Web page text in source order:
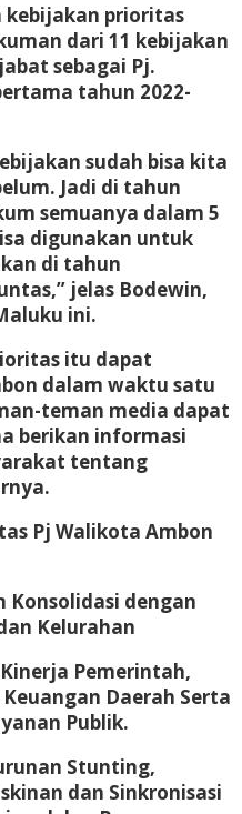
kebijakan prioritas
dari 11 kebijakan
sebagai Pj.
tahun 2022-
sudah bisa kita
Jadi di tahun
semuanya dalam 5
digunakan untuk
di tahun
jelas Bodewin,
ini.
itu dapat
dalam waktu satu
teman media dapat
berikan informasi
tentang
Pj Walikota Ambon
Konsolidasi dengan
Kelurahan
Pemerintah,
Daerah Serta
Publik.
Stunting,
dan Sinkronisasi